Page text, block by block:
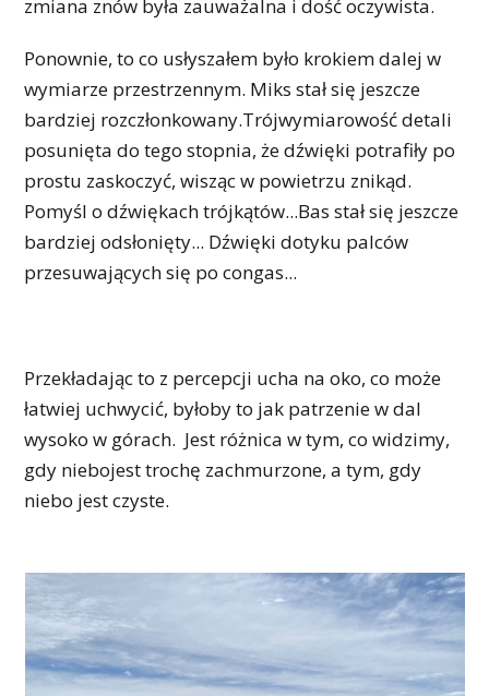
zmiana znów była zauważalna i dość oczywista.
Ponownie, to co usłyszałem było krokiem dalej w
wymiarze przestrzennym. Miks stał się jeszcze
bardziej rozczłonkowany.Trójwymiarowość detali
posunięta do tego stopnia, że dźwięki potrafiły po
prostu zaskoczyć, wisząc w powietrzu znikąd.
Pomyśl o dźwiękach trójkątów...Bas stał się jeszcze
bardziej odsłonięty... Dźwięki dotyku palców
przesuwających się po congas...
Przekładając to z percepcji ucha na oko, co może
łatwiej uchwycić, byłoby to jak patrzenie w dal
wysoko w górach. Jest różnica w tym, co widzimy,
gdy niebojest trochę zachmurzone, a tym, gdy
niebo jest czyste.